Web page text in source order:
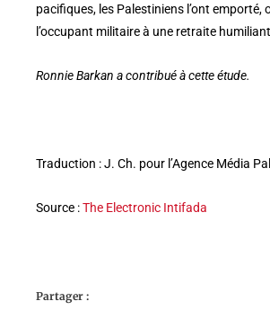
pacifiques, les Palestiniens l’ont emporté,
l’occupant militaire à une retraite
Ronnie Barkan a contribué à cette étude.
Traduction : J. Ch. pour l’Agence Média
Source :The Electronic Intifada
Partager :